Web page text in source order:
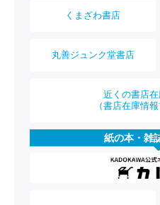
くまざわ書店
丸善ジュンク堂書店
近くの書店
（書店在庫情
紙の本・雑